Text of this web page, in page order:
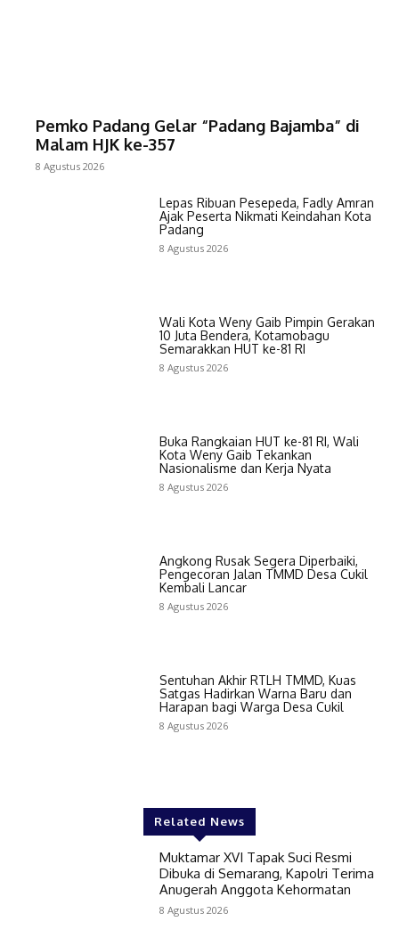
Pemko Padang Gelar “Padang Bajamba” di
Malam HJK ke-357
8 Agustus 2026
Lepas Ribuan Pesepeda, Fadly Amran
Ajak Peserta Nikmati Keindahan Kota
Padang
8 Agustus 2026
Wali Kota Weny Gaib Pimpin Gerakan
10 Juta Bendera, Kotamobagu
Semarakkan HUT ke-81 RI
8 Agustus 2026
Buka Rangkaian HUT ke-81 RI, Wali
Kota Weny Gaib Tekankan
Nasionalisme dan Kerja Nyata
8 Agustus 2026
Angkong Rusak Segera Diperbaiki,
Pengecoran Jalan TMMD Desa Cukil
Kembali Lancar
8 Agustus 2026
Sentuhan Akhir RTLH TMMD, Kuas
Satgas Hadirkan Warna Baru dan
Harapan bagi Warga Desa Cukil
8 Agustus 2026
Related News
Muktamar XVI Tapak Suci Resmi
Dibuka di Semarang, Kapolri Terima
Anugerah Anggota Kehormatan
8 Agustus 2026